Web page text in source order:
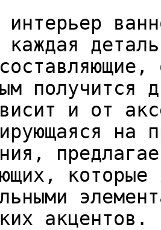
интерьер
каждая
получится
и от
на
акцентов.